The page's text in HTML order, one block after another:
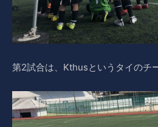
第2試合は、Kthusというタイのチ